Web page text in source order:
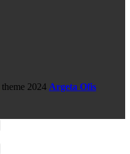
theme 2024 Argeta Ofis